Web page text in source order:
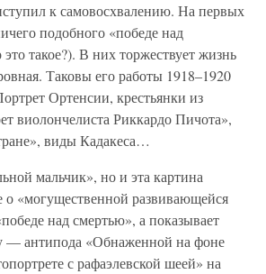
к самовосхвалению. На первых
подобного «победе над
такое?). В них торжествует жизнь
Таковы его работы 1918–1920
Ортенсии, крестьянки из
виолончелиста Риккардо Пичота»,
виды Кадакеса…
мальчик», но и эта картина
о «могущественной развивающейся
над смертью», а показывает
— антипода «Обнаженной на фоне
с рафаэлевской шеей» на